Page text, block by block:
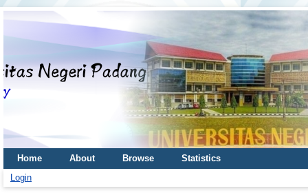
Home About Browse
Statistics
Login